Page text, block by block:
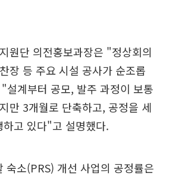
원단 의전홍보과장은 "정상회의
장 등 주요 시설 공사가 순조롭
설계부터 공모, 발주 과정이 보통
만 3개월로 단축하고, 공정을 세
고 있다"고 설명했다.
숙소(PRS) 개선 사업의 공정률은